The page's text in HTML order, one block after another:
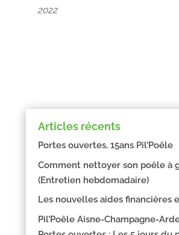
2022
Articles récents
Portes ouvertes, 15ans Pil’Poêle
Comment nettoyer son poêle à
(Entretien hebdomadaire)
Les nouvelles aides financières
Pil’Poêle Aisne-Champagne-